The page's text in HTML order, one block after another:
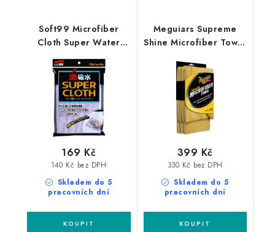
Soft99 Microfiber
Cloth Super Water
Absorbent Regular
Size 50x30cm sušící
utěrka
Skladem do 5
pracovních dní
140 Kč bez DPH
169 Kč
Meguiars Supreme
Shine Microfiber Towel
mikrovláknová utěrka
Skladem do 5
pracovních dní
330 Kč bez DPH
399 Kč